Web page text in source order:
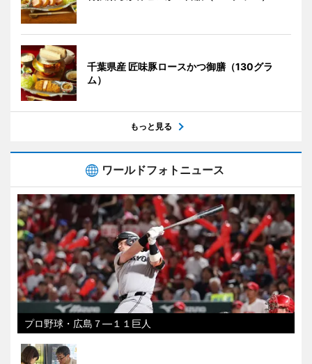
千葉県産 匠味豚ロースかつ御膳（130グラ
ム）
もっと見る
ワールドフォトニュース
プロ野球・広島７―１１巨人